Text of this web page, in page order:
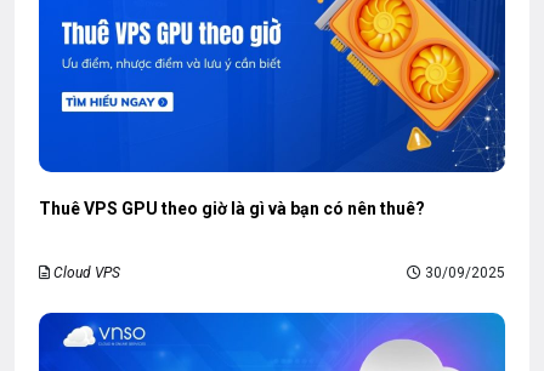
Thuê VPS GPU theo giờ là gì và bạn có nên thuê?
Cloud VPS 30/09/2025